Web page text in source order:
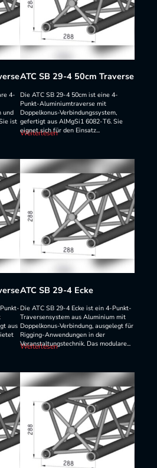
4-
und
ist
ATC SB 29-4 50cm Traverse
Die ATC SB 29-4 50cm ist eine 4-
Punkt-Aluminiumtraverse mit
Doppelkonus-Verbindungssystem,
gefertigt aus AlMgSi1 6082-T6. Sie
eignet sich für den Einsatz...
Weiterlesen
aus
ATC SB 29-4 Ecke
Die ATC SB 29-4 Ecke ist ein 4-Punkt-
Traversensystem aus Aluminium mit
Doppelkonus-Verbindung, ausgelegt für
Rigging-Anwendungen in der
Veranstaltungstechnik. Das modulare...
Weiterlesen